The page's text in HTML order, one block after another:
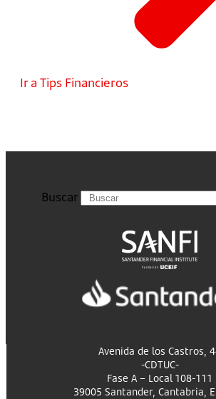
Ir a Tips Financieros
Buscar
Avenida de los Castros,
-CDTUC-
Fase A – Local 108-111
39005 Santander, Cantabria,